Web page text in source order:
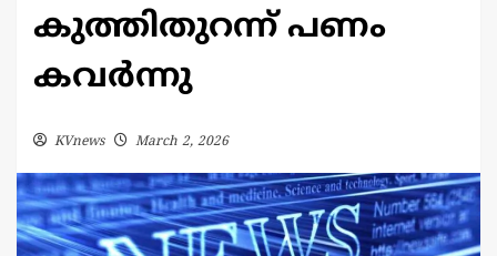
കുത്തിതുറന്ന് പണം
കവർന്നു
KVnews March 2, 2026